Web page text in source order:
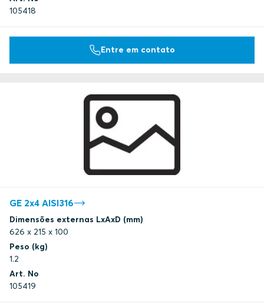
105418
Entre em contato
GE 2x4 AISI316
Dimensões externas LxAxD (mm)
626 x 215 x 100
Peso (kg)
1.2
Art. No
105419